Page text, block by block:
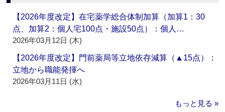
【2026年度改定】在宅薬学総合体制加算（加算1：30
点、加算2：個人宅100点・施設50点）：個人…
2026年03月12日 (木)
【2026年度改定】門前薬局等立地依存減算（▲15点）：
立地から職能発揮へ
2026年03月11日 (水)
もっと見る »